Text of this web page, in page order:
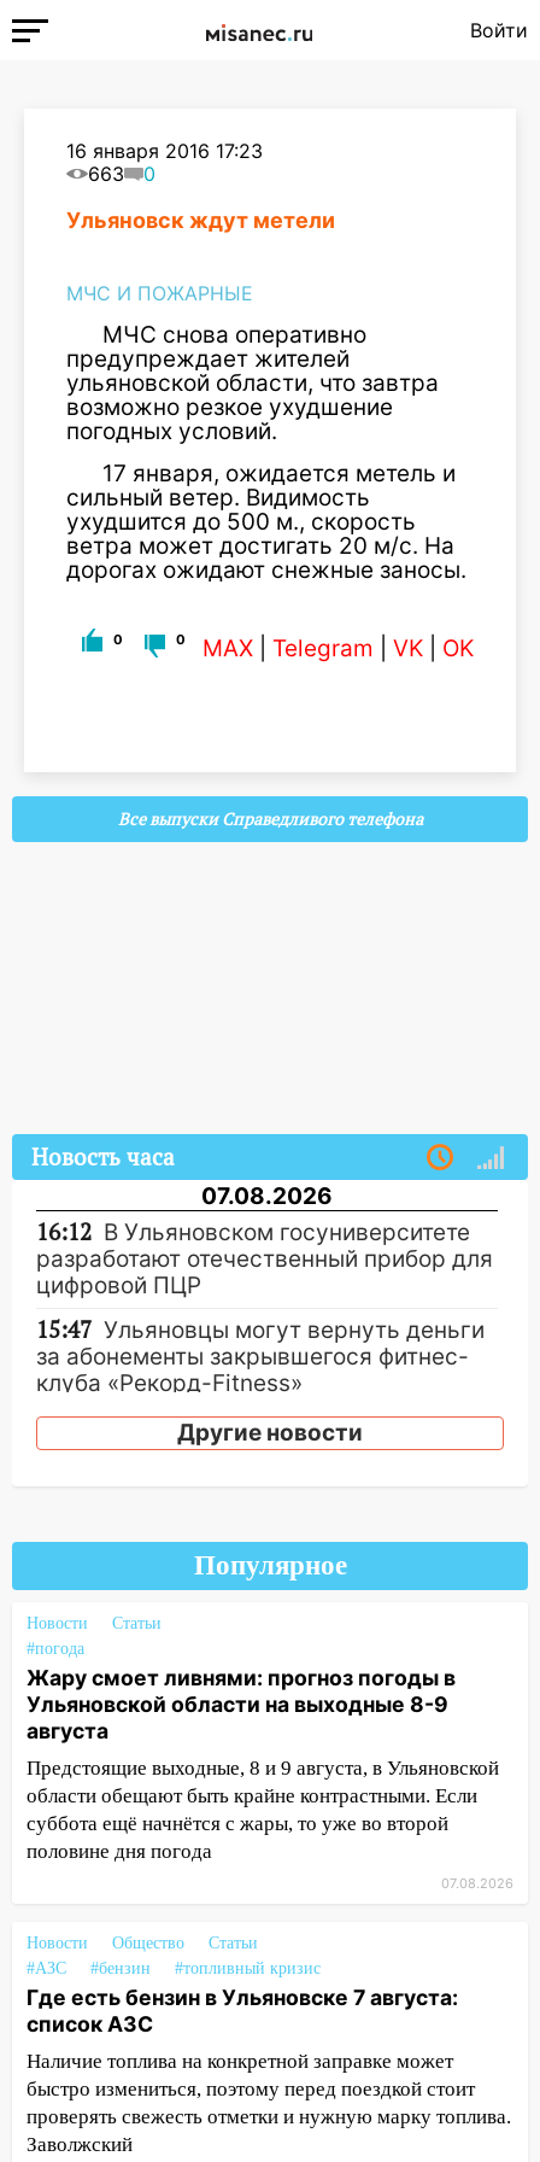
Войти
16 января 2016 17:23
663
0
Ульяновск ждут метели
МЧС И ПОЖАРНЫЕ
МЧС снова оперативно
предупреждает жителей
ульяновской области, что завтра
возможно резкое ухудшение
погодных условий.
17 января, ожидается метель и
сильный ветер. Видимость
ухудшится до 500 м., скорость
ветра может достигать 20 м/c. На
дорогах ожидают снежные заносы.
0 0 MAX Telegram VK OK
Все выпуски Справедливого телефона
Новость часа
07.08.2026
16:12 В Ульяновском госуниверситете
разработают отечественный прибор для
цифровой ПЦР
15:47 Ульяновцы могут вернуть деньги
за абонементы закрывшегося фитнес-
клуба «Рекорд-Fitness»
15:34
После вмешательства
прокуратуры в селах Ульяновской
15:27
Прокуратура проверяет
капремонт школы в селе Кивать
15:08
В Кузоватово после прокурорской
проверки обновили разметку на
пешеходных переходах
14:40 На проспекте Гая в Ульяновске
запретили остановку автомобилей на
50-метровом участке
14:22 В Новом городе 8 августа пройдет
большой фестиваль «Наше время» с
14:04
Жару смоет ливнями: прогноз
погоды в Ульяновской области на
выходные 8-9 августа
13:30
В Ульяновске транспортные
полицейские проведут акцию «Час
пассажира»
13:20 В Ульяновске за один день
Другие новости
Популярное
Новости
Статьи
#погода
Жару смоет ливнями: прогноз погоды в
Ульяновской области на выходные 8-9
августа
Предстоящие выходные, 8 и 9 августа, в Ульяновской
области обещают быть крайне контрастными. Если
суббота ещё начнётся с жары, то уже во второй
половине дня погода
07.08.2026
Новости Общество
Статьи
#АЗС
#бензин #топливный кризис
Где есть бензин в Ульяновске 7 августа:
список АЗС
Наличие топлива на конкретной заправке может
быстро измениться, поэтому перед поездкой стоит
проверять свежесть отметки и нужную марку топлива.
Заволжский